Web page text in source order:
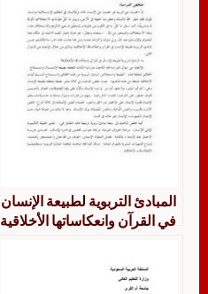
المبادئ التربوية لطبيعة الإنسان
في القرآن وانعكاساتها الأخلاقية